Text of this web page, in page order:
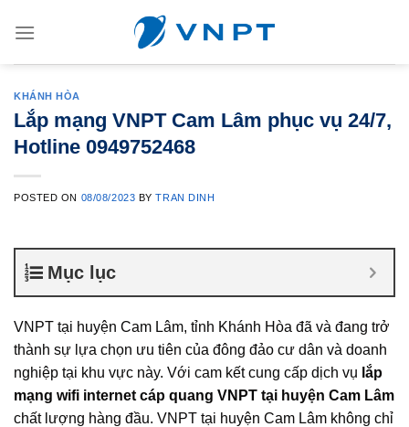
KHÁNH HÒA
Lắp mạng VNPT Cam Lâm phục vụ 24/7,
Hotline 0949752468
POSTED ON 08/08/2023 BYTRAN DINH
Mục lục
VNPT tại huyện Cam Lâm, tỉnh Khánh Hòa đã và đang trở
thành sự lựa chọn ưu tiên của đông đảo cư dân và doanh
nghiệp tại khu vực này. Với cam kết cung cấp dịch vụ lắp
mạng wifi internet cáp quang VNPT tại huyện Cam Lâm
chất lượng hàng đầu. VNPT tại huyện Cam Lâm không chỉ